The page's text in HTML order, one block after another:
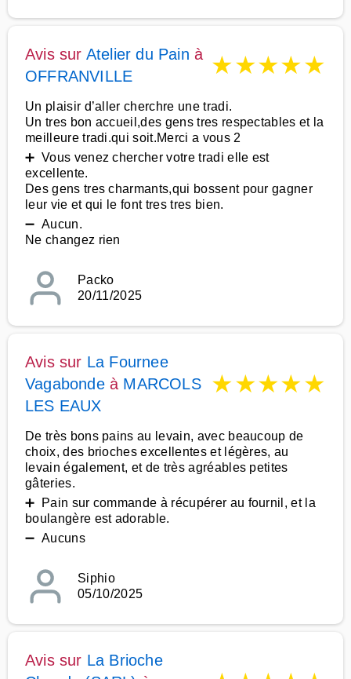
Avis sur Atelier du Pain à
OFFRANVILLE
★★★★★
Un plaisir d’aller cherchre une tradi.
Un tres bon accueil,des gens tres respectables et la
meilleure tradi.qui soit.Merci a vous 2
➕ Vous venez chercher votre tradi elle est
excellente.
Des gens tres charmants,qui bossent pour gagner
leur vie et qui le font tres tres bien.
➖ Aucun.
Ne changez rien
Packo
20/11/2025
Avis sur La Fournee
Vagabondeà MARCOLS
LES EAUX
★★★★★
De très bons pains au levain, avec beaucoup de
choix, des brioches excellentes et légères, au
levain également, et de très agréables petites
gâteries.
➕ Pain sur commande à récupérer au fournil, et la
boulangère est adorable.
➖ Aucuns
Siphio
05/10/2025
Avis sur La Brioche